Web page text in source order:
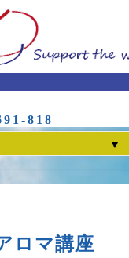
818
▼
ロマ講座